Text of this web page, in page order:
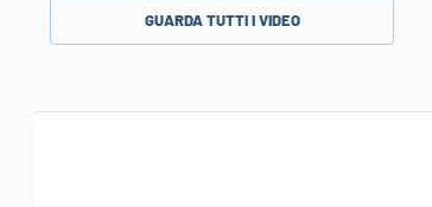
GUARDA TUTTI I VIDEO